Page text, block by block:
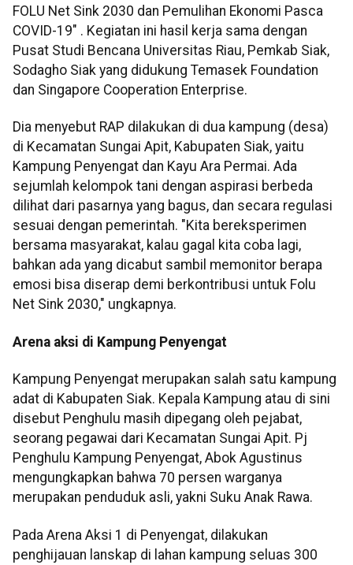
FOLU Net Sink 2030 dan Pemulihan Ekonomi Pasca
COVID-19" . Kegiatan ini hasil kerja sama dengan
Pusat Studi Bencana Universitas Riau, Pemkab Siak,
Sodagho Siak yang didukung Temasek Foundation
dan Singapore Cooperation Enterprise.
Dia menyebut RAP dilakukan di dua kampung (desa)
di Kecamatan Sungai Apit, Kabupaten Siak, yaitu
Kampung Penyengat dan Kayu Ara Permai. Ada
sejumlah kelompok tani dengan aspirasi berbeda
dilihat dari pasarnya yang bagus, dan secara regulasi
sesuai dengan pemerintah. "Kita bereksperimen
bersama masyarakat, kalau gagal kita coba lagi,
bahkan ada yang dicabut sambil memonitor berapa
emosi bisa diserap demi berkontribusi untuk Folu
Net Sink 2030," ungkapnya.
Arena aksi di Kampung Penyengat
Kampung Penyengat merupakan salah satu kampung
adat di Kabupaten Siak. Kepala Kampung atau di sini
disebut Penghulu masih dipegang oleh pejabat,
seorang pegawai dari Kecamatan Sungai Apit. Pj
Penghulu Kampung Penyengat, Abok Agustinus
mengungkapkan bahwa 70 persen warganya
merupakan penduduk asli, yakni Suku Anak Rawa.
Pada Arena Aksi 1 di Penyengat, dilakukan
penghijauan lanskap di lahan kampung seluas 300